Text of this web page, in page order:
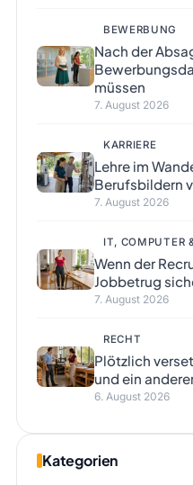
BEWERBUNG
Nach der
müssen
7. August 2026
KARRIERE
Lehre im
Berufsbildern
7. August 2026
IT, COMPUTER
Wenn der
Jobbetrug
7. August 2026
RECHT
Plötzlich
und ein
6. August 2026
Kategorien